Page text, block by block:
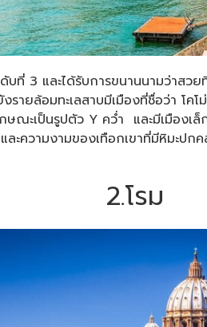
บที่ 3 และได้รับการขนานนามว่าส
ยล้อมทะเลสาบมีเมืองที่ชื่อว่า โค
ษณะเป็นรูปตัว Y คว่ำ และมีเมือง
ความงามของเทือกเขาที่มีหิมะปก
2.โรม